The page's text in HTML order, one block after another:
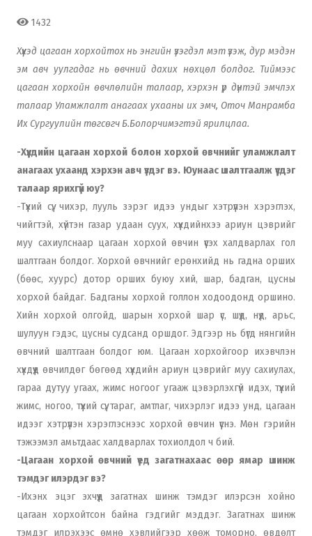
1432
Хүүхэд цагаан хорхойтох нь энгийн үзэгдэл мэт үзэж, дур мэдэн
эм авч уулгадаг нь өвчний дахих нөхцөл болдог. Тиймээс
цагаан хорхойн өвчлөлийн талаар, хэрхэн үр дүнтэй эмчлэх
талаар Уламжлалт анагаах ухааны их эмч, Оточ Манрамба
Их Сургуулийн төгсөгч Б.Болорчимэгтэй ярилцлаа.
-Хүүхдийн цагаан хорхой болон хорхой өвчнийг уламжлалт
анагаах ухаанд хэрхэн авч үздэг вэ. Юунаас шалтгаалж үүсдэг
талаар ярихгүй юу?
-Түүхий сүү, чихэр, лууль зэрэг идээ ундыг хэтрүүлэн хэрэглэх,
чийгтэй, хүйтэн газар удаан суух, хүүхдийнхээ ариун цэврийг
муу сахиулснаар цагаан хорхой өвчин үүсэх халдварлах гол
шалтгаан болдог. Хорхой өвчнийг ерөнхийд нь гадна орших
(бөөс, хуурс) дотор орших буюу хий, шар, бадган, цусны
хорхой байдаг. Бадганы хорхой голлон ходоодонд оршино.
Хийн хорхой олгойд, шарын хорхой шар үс, шүд, нүд, арьс,
шулуун гэдэс, цусны судсанд оршдог. Эдгээр нь бүгд нянгийн
өвчний шалтгаан болдог юм. Цагаан хорхойгоор ихэвчлэн
хүүхдүүд өвчилдөг бөгөөд хүүхдийн ариун цэврийг муу сахиулах,
гараа дутуу угаах, жимс ногоог угааж цэвэрлэхгүй идэх, түүхий
жимс, ногоо, түүхий сүү, тараг, амтлаг, чихэрлэг идээ унд, цагаан
идээг хэтрүүлэн хэрэглэснээс хорхой өвчин үүснэ. Мөн гэрийн
тэжээмэл амьтдаас халдварлах тохиолдол ч бий.
-Цагаан хорхой өвчний үед загатнахаас өөр ямар шинж
тэмдэг илэрдэг вэ?
-Ихэнх эцэг эхчүүд загатнах шинж тэмдэг илэрсэн хойно
цагаан хорхойтсон байна гэдгийг мэддэг. Загатнах шинж
тэмдэг илрэхээс өмнө хэвлийгээр хөөж томорно, өвдөлт